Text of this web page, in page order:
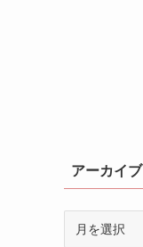
アーカイブ